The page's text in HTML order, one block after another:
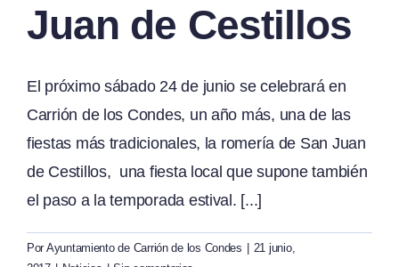
Juan de Cestillos
El próximo sábado 24 de junio se celebrará en
Carrión de los Condes, un año más, una de las
fiestas más tradicionales, la romería de San Juan
de Cestillos, una fiesta local que supone también
el paso a la temporada estival. [...]
Por Ayuntamiento de Carrión de los Condes
21 junio,